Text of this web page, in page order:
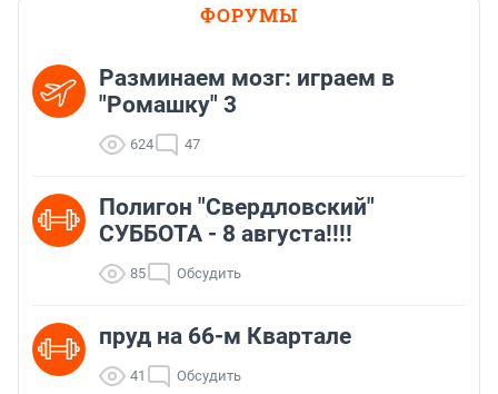
ФОРУМЫ
Разминаем мозг: играем в
"Ромашку" 3
624 47
Полигон "Свердловский"
СУББОТА - 8 августа!!!!
85 Обсудить
пруд на 66-м Квартале
41 Обсудить